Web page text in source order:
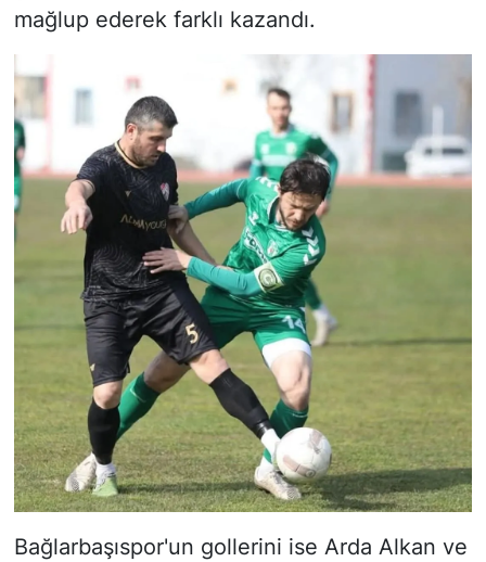
mağlup ederek farklı kazandı.
Bağlarbaşıspor'un gollerini ise Arda Alkan ve